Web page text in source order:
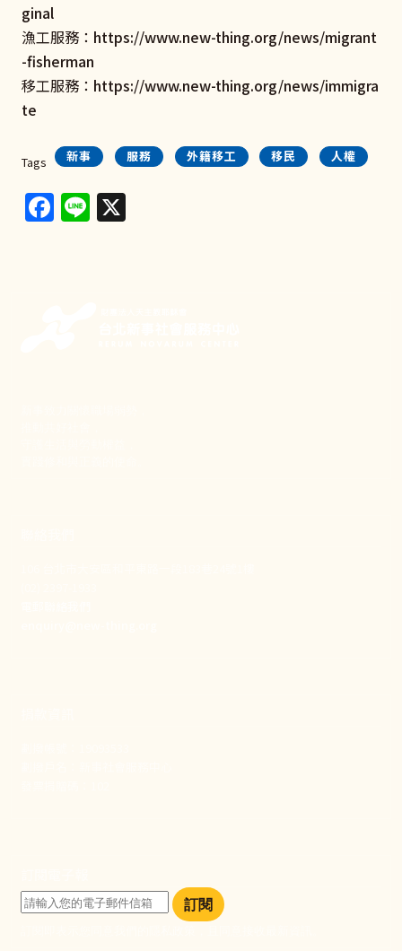
ginal
漁工服務： https://www.new-thing.org/news/migrant
-fisherman
移工服務： https://www.new-thing.org/news/immigra
te
Tags 新事 服務 外籍移工 移民 人權
Facebook
Line
訂閱